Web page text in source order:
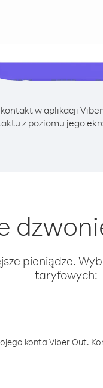
w aplikacji
z poziomu jego
pieniądze.
taryfowych:
konta Viber Out.